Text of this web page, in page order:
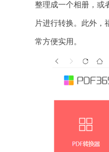
整理成一个相册，或
片进行转换。此外，
常方便实用。